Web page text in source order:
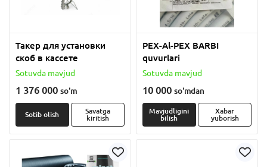
Такер для установки
скоб в кассете
Sotuvda mavjud
1 376 000 so'm
Sotib olish
Savatga
kiritish
PEX-Al-PEX BARBI
quvurlari
Sotuvda mavjud
10 000 so'mdan
Mavjudligini
bilish
Xabar
yuborish